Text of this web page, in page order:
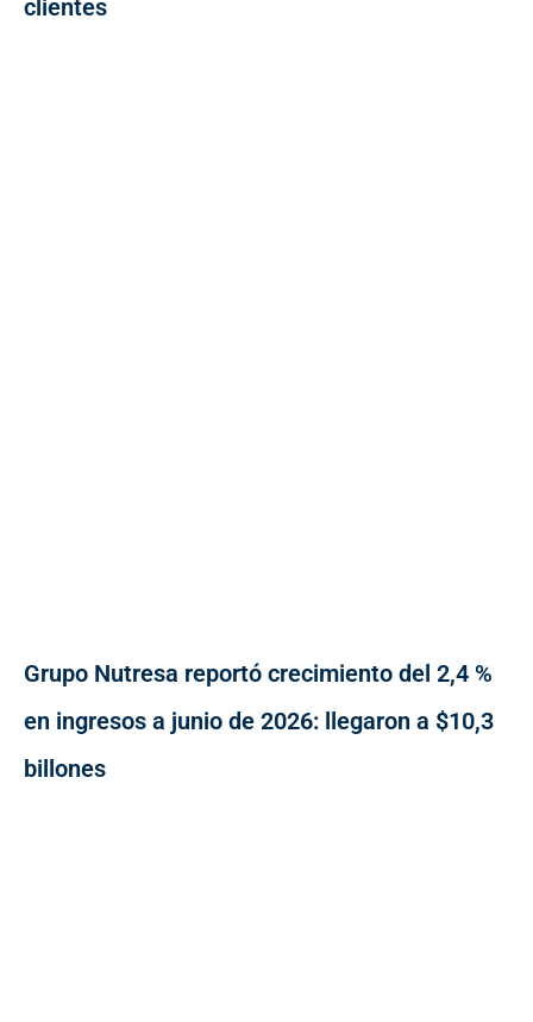
clientes
Grupo Nutresa reportó crecimiento del 2,4 %
en ingresos a junio de 2026: llegaron a $10,3
billones